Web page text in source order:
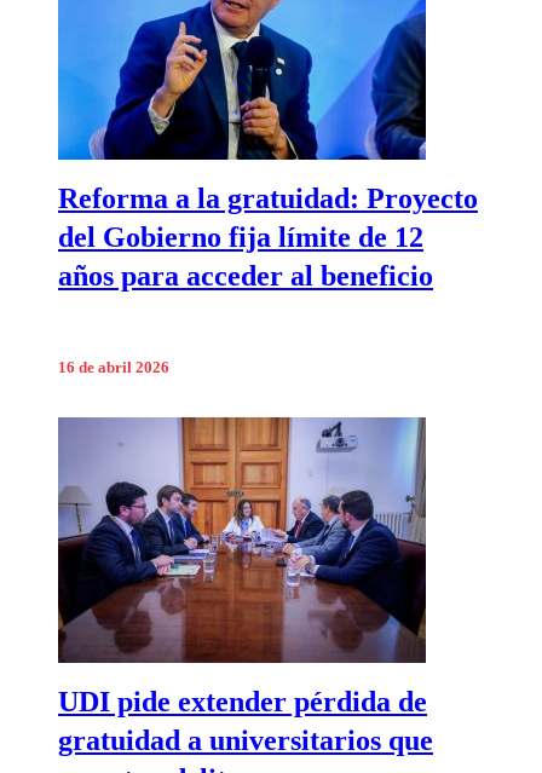
Reforma a la gratuidad: Proyecto
del Gobierno fija límite de 12
años para acceder al beneficio
16 de abril 2026
UDI pide extender pérdida de
gratuidad a universitarios que